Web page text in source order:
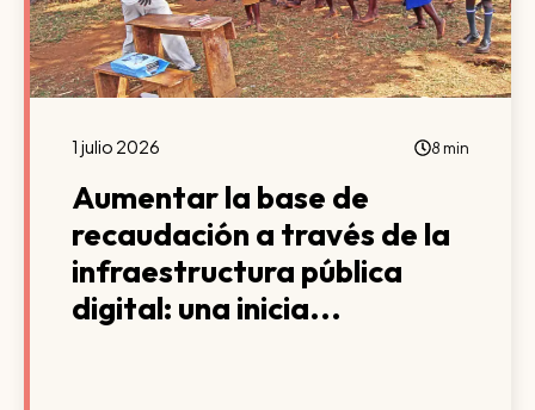
1 julio 2026 8 min
Aumentar la base de
recaudación a través de la
infraestructura pública
digital: una inicia...